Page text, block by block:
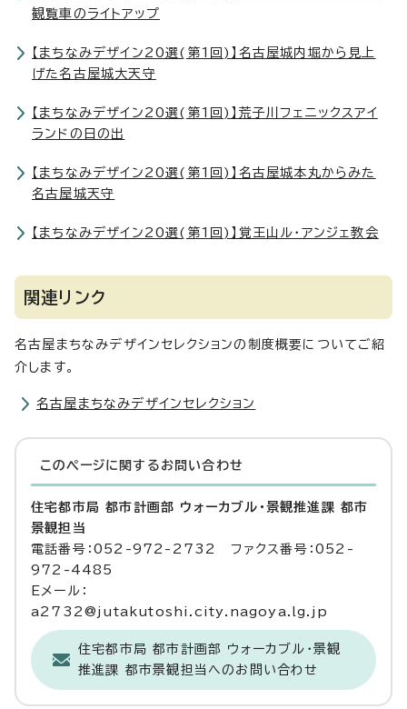
観覧車のライトアップ
【まちなみデザイン20選(第1回)】名古屋城内堀から見上
げた名古屋城大天守
【まちなみデザイン20選(第1回)】荒子川フェニックスアイ
ランドの日の出
【まちなみデザイン20選(第1回)】名古屋城本丸からみた
名古屋城天守
【まちなみデザイン20選(第1回)】覚王山ル・アンジェ教会
関連リンク
名古屋まちなみデザインセレクションの制度概要についてご紹
介します。
名古屋まちなみデザインセレクション
このページに関する お問い合わせ
住宅都市局 都市計画部 ウォーカブル・景観推進課 都市
景観担当
電話番号：052-972-2732 ファクス番号：052-
972-4485
Eメール：
a2732@jutakutoshi.city.nagoya.lg.jp
住宅都市局 都市計画部 ウォーカブル・景観
推進課 都市景観担当へのお問い合わせ